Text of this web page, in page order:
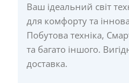
Ваш ідеальний світ
для комфорту та
Побутова техніка,
та багато іншого.
доставка.